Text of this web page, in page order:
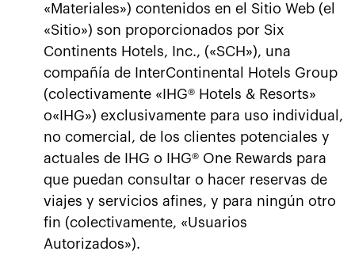
«Materiales») contenidos en el Sitio Web (el
«Sitio») son proporcionados por Six
Continents Hotels, Inc., («SCH»), una
compañía de InterContinental Hotels Group
(colectivamente «IHG® Hotels & Resorts»
o«IHG») exclusivamente para uso individual,
no comercial, de los clientes potenciales y
actuales de IHG o IHG® One Rewards para
que puedan consultar o hacer reservas de
viajes y servicios afines, y para ningún otro
fin (colectivamente, «Usuarios
Autorizados»).